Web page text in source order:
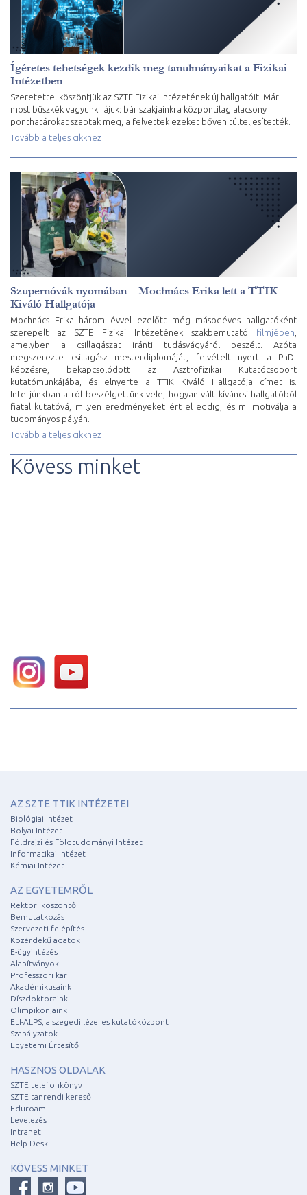
Ígéretes tehetségek kezdik meg tanulmányaikat a Fizikai
Intézetben
Szeretettel köszöntjük az SZTE Fizikai Intézetének új hallgatóit! Már
most büszkék vagyunk rájuk: bár szakjainkra központilag alacsony
ponthatárokat szabtak meg, a felvettek ezeket bőven túlteljesítették.
Tovább a teljes cikkhez
Szupernóvák nyomában – Mochnács Erika lett a TTIK
Kiváló Hallgatója
Mochnács Erika három évvel ezelőtt még másodéves hallgatóként
szerepelt az SZTE Fizikai Intézetének szakbemutató filmjében
amelyben a csillagászat iránti tudásvágyáról beszélt. Azóta
megszerezte csillagász mesterdiplomáját, felvételt nyert a PhD-
képzésre, bekapcsolódott az Asztrofizikai Kutatócsoport
kutatómunkájába, és elnyerte a TTIK Kiváló Hallgatója címet is.
Interjúnkban arról beszélgettünk vele, hogyan vált kíváncsi hallgatóból
fiatal kutatóvá, milyen eredményeket ért el eddig, és mi motiválja a
tudományos pályán.
Tovább a teljes cikkhez
Kövess minket
AZ SZTE TTIK INTÉZETEI
Biológiai Intézet
Bolyai Intézet
Földrajzi és Földtudományi Intézet
Informatikai Intézet
Kémiai Intézet
AZ EGYETEMRŐL
Rektori köszöntő
Bemutatkozás
Szervezeti felépítés
Közérdekű adatok
E-ügyintézés
Alapítványok
Professzori kar
Akadémikusaink
Díszdoktoraink
Olimpikonjaink
ELI-ALPS, a szegedi lézeres kutatóközpont
Szabályzatok
Egyetemi Értesítő
HASZNOS OLDALAK
SZTE telefonkönyv
SZTE tanrendi kereső
Eduroam
Levelezés
Intranet
Help Desk
KÖVESS MINKET